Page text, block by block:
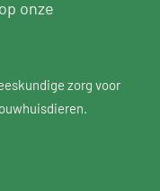
onze
zorg voor
.